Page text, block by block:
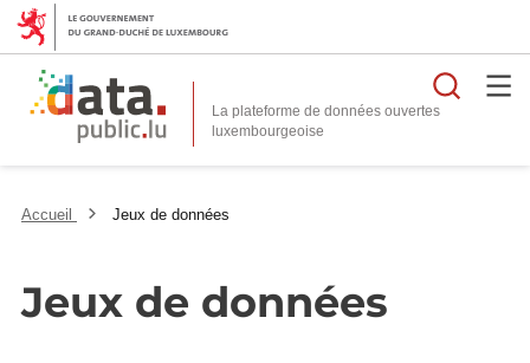
La plateforme de données ouvertes
Accueil Jeux de données
Jeux de données